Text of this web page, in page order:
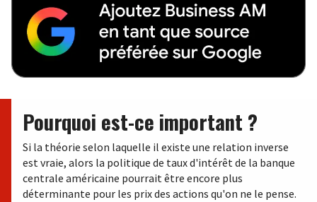
Pourquoi est-ce important ?
Si la théorie selon laquelle il existe une relation inverse
est vraie, alors la politique de taux d'intérêt de la banque
centrale américaine pourrait être encore plus
déterminante pour les prix des actions qu'on ne le pense.